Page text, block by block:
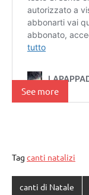
See more
Tag canti natalizi
canti di Natale